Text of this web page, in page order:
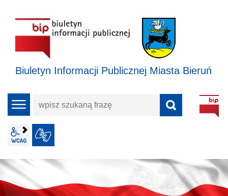
Biuletyn Informacji Publicznej Miasta Bieruń
menu
wpisz
frazę
wcag2.1